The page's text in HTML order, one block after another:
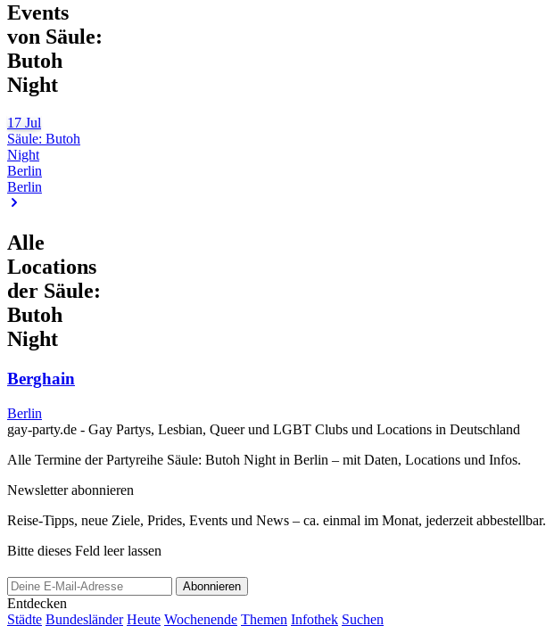
Events
von Säule:
Butoh
Night
17 Jul
Säule: Butoh
Night
Berlin
Berlin
Alle
Locations
der Säule:
Butoh
Night
Berghain
Berlin
gay-party.de - Gay Partys, Lesbian, Queer und LGBT Clubs und Locations in Deutschland
Alle Termine der Partyreihe Säule: Butoh Night in Berlin – mit Daten, Locations und Infos.
Newsletter abonnieren
Reise-Tipps, neue Ziele, Prides, Events und News – ca. einmal im Monat, jederzeit abbestellbar.
Bitte dieses Feld leer lassen
Abonnieren
Entdecken
Städte Bundesländer Heute Wochenende Themen Infothek Suchen